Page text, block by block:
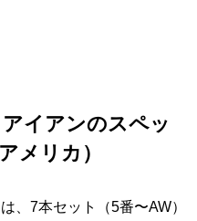
イアンのスペッ
メリカ）
、7本セット（5番〜AW）